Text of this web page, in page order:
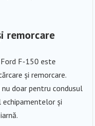
remorcare
F-150 este
și remorcare.
doar pentru condusul
și